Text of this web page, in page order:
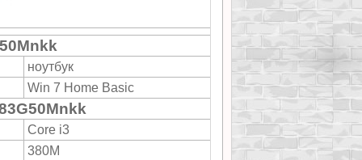
ноутбук
Win 7 Home Basic
Core i3
380M